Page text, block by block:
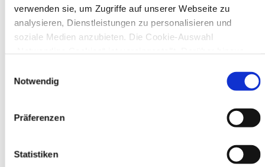
verwenden sie, um Zugriffe auf unserer Webseite zu
analysieren, Dienstleistungen zu personalisieren und
soziale Medien anzubieten. Die Cookie-Auswahl
(USA) mit unzureichendem Datenschutzniveau verarbeiten.
Überwachungszwecken von anderen missbraucht werden,
ohne dass Sie sich mit einem Rechtsbehelf hiervor
werden, wie lang sie gespeichert werden, von wem sie
Notwendig
Präferenzen
Statistiken
Veranstaltungskategorie
Museen